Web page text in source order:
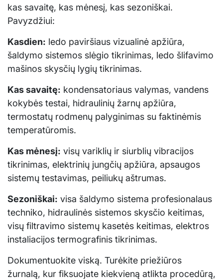
kas savaitę, kas mėnesį, kas sezoniškai.
Pavyzdžiui:
Kasdien: ledo paviršiaus vizualinė apžiūra,
šaldymo sistemos slėgio tikrinimas, ledo šlifavimo
mašinos skysčių lygių tikrinimas.
Kas savaitę: kondensatoriaus valymas, vandens
kokybės testai, hidraulinių žarnų apžiūra,
termostatų rodmenų palyginimas su faktinėmis
temperatūromis.
Kas mėnesį: visų variklių ir siurblių vibracijos
tikrinimas, elektrinių jungčių apžiūra, apsaugos
sistemų testavimas, peiliukų aštrumas.
Sezoniškai: visa šaldymo sistema profesionalaus
techniko, hidraulinės sistemos skysčio keitimas,
visų filtravimo sistemų kasetės keitimas, elektros
instaliacijos termografinis tikrinimas.
Dokumentuokite viską. Turėkite priežiūros
žurnalą, kur fiksuojate kiekvieną atlikta procedūrą,